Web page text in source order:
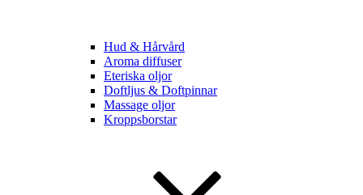
Hud & Hårvård
Aroma diffuser
Eteriska oljor
Doftljus & Doftpinnar
Massage oljor
Kroppsborstar